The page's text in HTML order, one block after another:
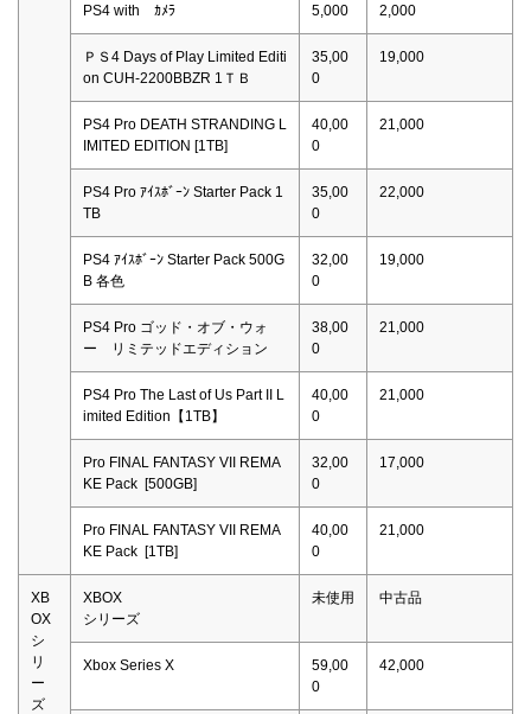
PS4 with ｶﾒﾗ 5,000 2,000
ＰＳ4 Days of Play Limited Editi
on CUH-2200BBZR 1ＴＢ
35,00
0
19,000
PS4 Pro DEATH STRANDING L
IMITED EDITION [1TB]
40,00
0
21,000
PS4 Pro ｱｲｽﾎﾞｰﾝ Starter Pack 1
TB
35,00
0
22,000
PS4 ｱｲｽﾎﾞｰﾝ Starter Pack 500G
B 各色
32,00
0
19,000
PS4 Pro ゴッド・オブ・ウォ
ー リミテッドエディション
38,00
0
21,000
PS4 Pro The Last of Us Part II L
imited Edition【1TB】
40,00
0
21,000
Pro FINAL FANTASY VII REMA
KE Pack [500GB]
32,00
0
17,000
Pro FINAL FANTASY VII REMA
KE Pack [1TB]
40,00
0
21,000
XB
OX
シ
リ
ー
ズ
XBOX
シリーズ
未使用 中古品
Xbox Series X
59,00
0
42,000